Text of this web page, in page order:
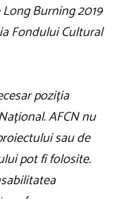
Burning 2019
Fondului Cultural
poziția
AFCN nu
sau de
pot fi folosite.